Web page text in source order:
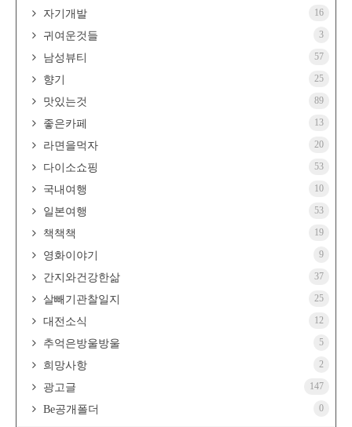
자기개발 16
귀여운것들 3
남성뷰티 57
향기 25
맛있는것 89
좋은카페 13
라면을먹자 20
다이소쇼핑 53
국내여행 10
일본여행 53
책책책 19
영화이야기 9
간지와건강한삶 37
살빼기관찰일지 25
대전소식 12
추억은방울방울 5
희망사항 2
광고글 147
Be공개폴더 0